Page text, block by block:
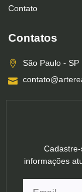
Contato
Contatos
São Paulo - SP
informações